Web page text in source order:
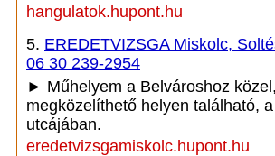
hangulatok.hupont.hu
5. EREDETVIZSGA Miskolc,
06 30 239-2954
► Műhelyem a Belvároshoz
megközelíthető helyen található,
utcájában.
eredetvizsgamiskolc.hupont.hu